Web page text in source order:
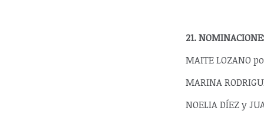
21.
MAITE LOZANO
MARINA
NOELIA DÍEZ y